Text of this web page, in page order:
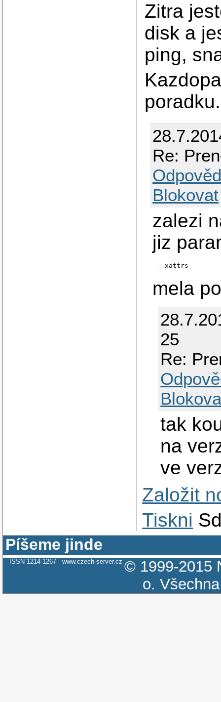
Zitra
disk a
ping,
poradku.
Re:
Blokovat
zalezi
jiz
--xattrs
mela
25
Re:
tak
na
ve
Založit
Tiskni
Píšeme jinde
ISSN 1214-1267 www.czech-server.cz © 1999-2015
o.